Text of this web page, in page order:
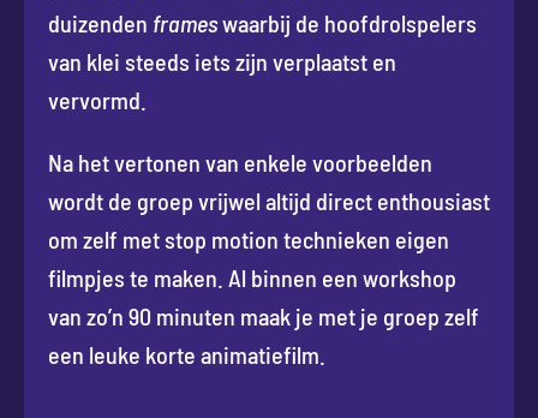
duizenden frameswaarbij de hoofdrolspelers
van klei steeds iets zijn verplaatst en
vervormd.
Na het vertonen van enkele voorbeelden
wordt de groep vrijwel altijd direct enthousiast
om zelf met stop motion technieken eigen
filmpjes te maken. Al binnen een workshop
van zo’n 90 minuten maak je met je groep zelf
een leuke korte animatiefilm.